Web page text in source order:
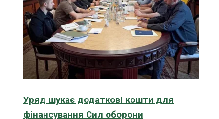
Уряд шукає додаткові кошти для
фінансування Сил оборони